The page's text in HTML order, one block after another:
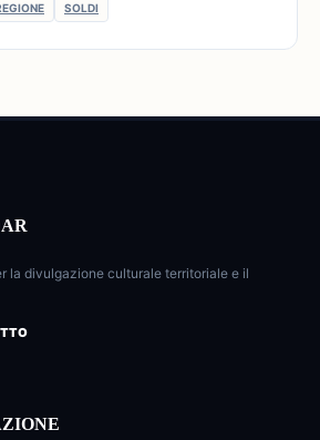
SOLDI
la divulgazione culturale territoriale e il